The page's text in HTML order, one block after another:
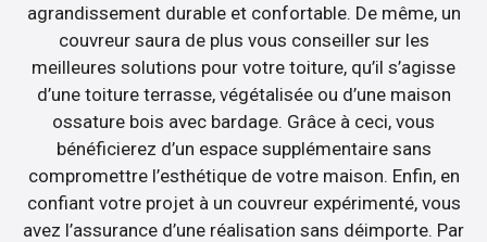
agrandissement durable et confortable. De même, un
couvreur saura de plus vous conseiller sur les
meilleures solutions pour votre toiture, qu’il s’agisse
d’une toiture terrasse, végétalisée ou d’une maison
ossature bois avec bardage. Grâce à ceci, vous
bénéficierez d’un espace supplémentaire sans
compromettre l’esthétique de votre maison. Enfin, en
confiant votre projet à un couvreur expérimenté, vous
avez l’assurance d’une réalisation sans déimporte. Par